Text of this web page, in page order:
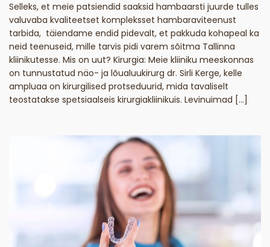
Selleks, et meie patsiendid saaksid hambaarsti juurde tulles
valuvaba kvaliteetset kompleksset hambaraviteenust
tarbida, täiendame endid pidevalt, et pakkuda kohapeal ka
neid teenuseid, mille tarvis pidi varem sõitma Tallinna
kliinikutesse. Mis on uut? Kirurgia: Meie kliiniku meeskonnas
on tunnustatud näo- ja lõualuukirurg dr. Sirli Kerge, kelle
ampluaa on kirurgilised protseduurid, mida tavaliselt
teostatakse spetsiaalseis kirurgiakliinikuis. Levinuimad […]